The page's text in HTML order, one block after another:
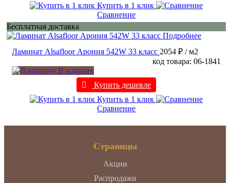
Купить в 1 клик
Сравнение
Бесплатная доставка
Подробнее
Ламинат Alsafloor Арония 542W 33 класс 2054 ₽ / м2
код товара: 06-1841
В корзину
Купить дешевле
Купить в 1 клик
Сравнение
Страницы
Акции
Распродажи